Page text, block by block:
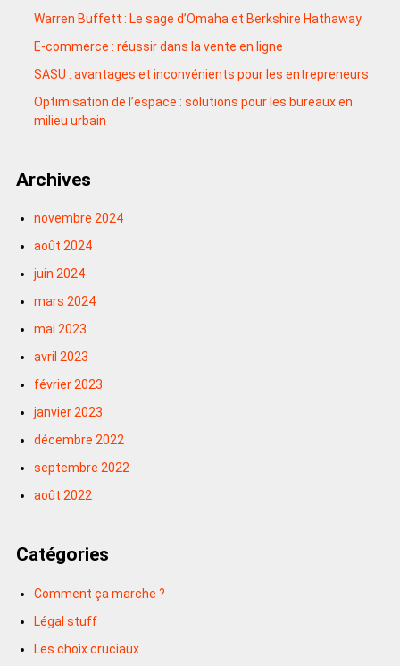
Warren Buffett : Le sage d’Omaha et Berkshire Hathaway
E-commerce : réussir dans la vente en ligne
SASU : avantages et inconvénients pour les entrepreneurs
Optimisation de l’espace : solutions pour les bureaux en
milieu urbain
Archives
novembre 2024
août 2024
juin 2024
mars 2024
mai 2023
avril 2023
février 2023
janvier 2023
décembre 2022
septembre 2022
août 2022
Catégories
Comment ça marche ?
Légal stuff
Les choix cruciaux